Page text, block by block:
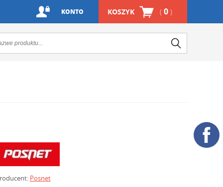
KOSZYK ( 0 )
KONTO
Posnet